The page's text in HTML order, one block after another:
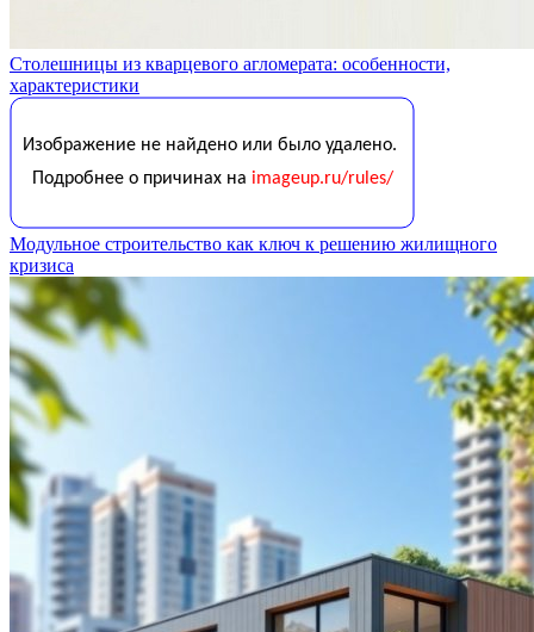
Столешницы из кварцевого агломерата: особенности,
характеристики
Модульное строительство как ключ к решению жилищного
кризиса